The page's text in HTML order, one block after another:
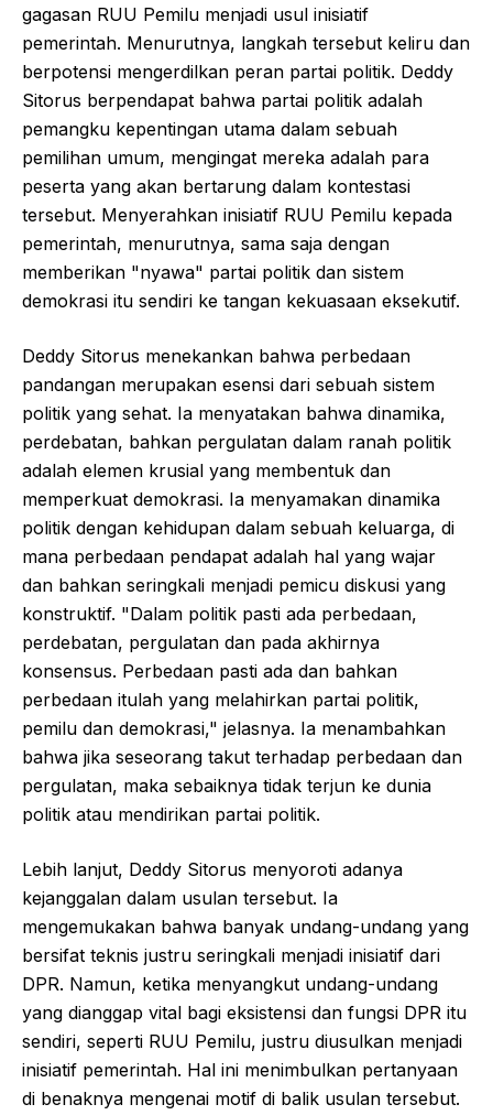
gagasan RUU Pemilu menjadi usul inisiatif
pemerintah. Menurutnya, langkah tersebut keliru dan
berpotensi mengerdilkan peran partai politik. Deddy
Sitorus berpendapat bahwa partai politik adalah
pemangku kepentingan utama dalam sebuah
pemilihan umum, mengingat mereka adalah para
peserta yang akan bertarung dalam kontestasi
tersebut. Menyerahkan inisiatif RUU Pemilu kepada
pemerintah, menurutnya, sama saja dengan
memberikan "nyawa" partai politik dan sistem
demokrasi itu sendiri ke tangan kekuasaan eksekutif.
Deddy Sitorus menekankan bahwa perbedaan
pandangan merupakan esensi dari sebuah sistem
politik yang sehat. Ia menyatakan bahwa dinamika,
perdebatan, bahkan pergulatan dalam ranah politik
adalah elemen krusial yang membentuk dan
memperkuat demokrasi. Ia menyamakan dinamika
politik dengan kehidupan dalam sebuah keluarga, di
mana perbedaan pendapat adalah hal yang wajar
dan bahkan seringkali menjadi pemicu diskusi yang
konstruktif. "Dalam politik pasti ada perbedaan,
perdebatan, pergulatan dan pada akhirnya
konsensus. Perbedaan pasti ada dan bahkan
perbedaan itulah yang melahirkan partai politik,
pemilu dan demokrasi," jelasnya. Ia menambahkan
bahwa jika seseorang takut terhadap perbedaan dan
pergulatan, maka sebaiknya tidak terjun ke dunia
politik atau mendirikan partai politik.
Lebih lanjut, Deddy Sitorus menyoroti adanya
kejanggalan dalam usulan tersebut. Ia
mengemukakan bahwa banyak undang-undang yang
bersifat teknis justru seringkali menjadi inisiatif dari
DPR. Namun, ketika menyangkut undang-undang
yang dianggap vital bagi eksistensi dan fungsi DPR itu
sendiri, seperti RUU Pemilu, justru diusulkan menjadi
inisiatif pemerintah. Hal ini menimbulkan pertanyaan
di benaknya mengenai motif di balik usulan tersebut.